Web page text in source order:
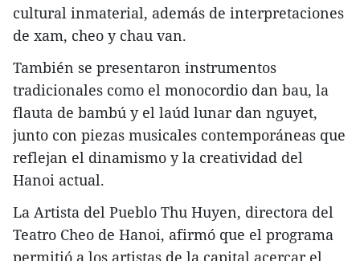
cultural inmaterial, además de interpretaciones
de xam, cheo y chau van.
También se presentaron instrumentos
tradicionales como el monocordio dan bau, la
flauta de bambú y el laúd lunar dan nguyet,
junto con piezas musicales contemporáneas que
reflejan el dinamismo y la creatividad del
Hanoi actual.
La Artista del Pueblo Thu Huyen, directora del
Teatro Cheo de Hanoi, afirmó que el programa